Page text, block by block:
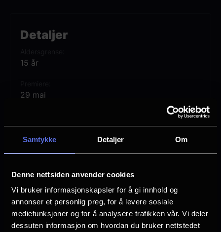
Samtykke Detaljer Om
Denne nettsiden anvender cookies
Vi bruker informasjonskapsler for å gi innhold og
annonser et personlig preg, for å levere sosiale
mediefunksjoner og for å analysere trafikken vår. Vi deler
dessuten informasjon om hvordan du bruker nettstedet
Detaljer
15 år
29 mai
1 time 45 min
Vurdering: (407 stemmer 71.00%)
Rollebesetning
Chiwetel Ejiofor
Se mer